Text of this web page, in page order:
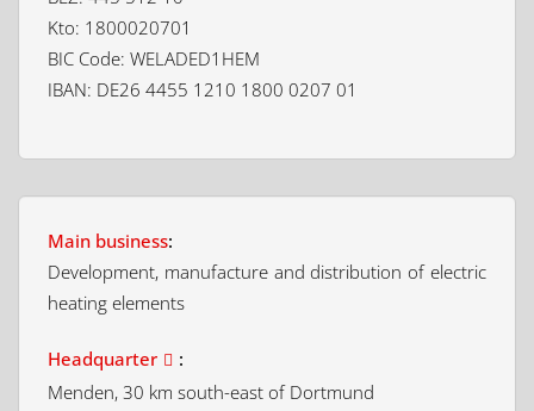
Kto: 1800020701
BIC Code: WELADED1HEM
IBAN: DE26 4455 1210 1800 0207 01
Main business:
Development, manufacture and distribution of electric
heating elements
Headquarter
:
Menden, 30 km south-east of Dortmund